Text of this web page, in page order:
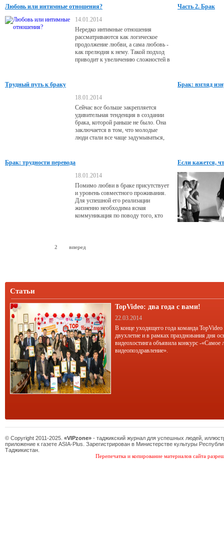
приятна, и тут нужны сознательные
усилия по грамотному завершению
отношений. Ниже вы прочитаете, как
это лучше сделать, если возникла
такая необходимость.
Любовь или интимные отношения?
14.01.2014
Нередко интимные отношения
рассматриваются как логическое
продолжение любви, а сама любовь -
как прелюдия к нему. Такой подход
приводит к увеличению сложностей в
грамотного построения отношений
следует понимать разницу между
Часть 2. Брак
Трудный путь к браку
18.01.2014
Сейчас все больше закрепляется
удивительная тенденция в создании
брака, которой раньше не было. Она
заключается в том, что молодые
люди стали все чаще задумываться,
Брак: взгляд
Брак: трудности перевода
18.01.2014
Помимо любви в браке присутствует
и уровень совместного проживания.
Для успешной его реализации
жизненно необходима ясная
коммуникация по поводу того, кто
не слушая при этом другого
Если кажется,
2 вперед
Статьи
TopVideo: два года с вами!
22.03.2014
В конце уходящего года команда TopVideo
двухлетие и в рамках празднования дня
видеохостинга объявила конкурс -«Самое
видеопоздравление».
© Copyright 2011-2025. «VIPzone» - таджикский журнал для успешных людей,
приложение к газете ASIA-Plus. Зарегистрирован в Министерстве культуры
Таджикистан.
Перепечатка и копирование материалов сайта